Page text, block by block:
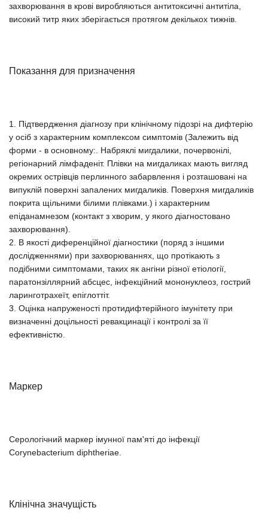
захворювання в крові виробляються антитоксичні антитіла,
високий титр яких зберігається протягом декількох тижнів.
Показання для призначення
1. Підтвердження діагнозу при клінічному підозрі на дифтерію
у осіб з характерним комплексом симптомів (Залежить від
форми - в основному:. Набряклі мигдалики, почервонілі,
регіонарний лімфаденіт. Плівки на мигдаликах мають вигляд
окремих острівців перлинного забарвлення і розташовані на
випуклій поверхні запалених мигдаликів. Поверхня мигдаликів
покрита щільними білими плівками.) і характерним
епіданамнезом (контакт з хворим, у якого діагностовано
захворювання).
2. В якості диференційної діагностики (поряд з іншими
дослідженнями) при захворюваннях, що протікають з
подібними симптомами, таких як ангіни різної етіології,
паратонзіллярний абсцес, інфекційний мононуклеоз, гострий
ларинготрахеїт, епіглоттіт.
3. Оцінка напруженості протидифтерійного імунітету при
визначенні доцільності ревакцинації і контролі за її
ефективністю.
Маркер
Серологічний маркер імунної пам'яті до інфекції
Corynebacterium diphtheriae.
Клінічна значущість